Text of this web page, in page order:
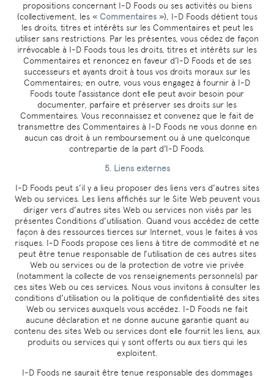
propositions concernant I-D Foods ou ses activités ou biens
(collectivement, les « Commentaires»), I-D Foods détient tous
les droits, titres et intérêts sur les Commentaires et peut les
utiliser sans restrictions. Par les présentes, vous cédez de façon
irrévocable à I-D Foods tous les droits, titres et intérêts sur les
Commentaires et renoncez en faveur d’I-D Foods et de ses
successeurs et ayants droit à tous vos droits moraux sur les
Commentaires; en outre, vous vous engagez à fournir à I-D
Foods toute l’assistance dont elle peut avoir besoin pour
documenter, parfaire et préserver ses droits sur les
Commentaires. Vous reconnaissez et convenez que le fait de
transmettre des Commentaires à I-D Foods ne vous donne en
aucun cas droit à un remboursement ou à une quelconque
contrepartie de la part d’I-D Foods.
5. Liens externes
I-D Foods peut s’il y a lieu proposer des liens vers d’autres sites
Web ou services. Les liens affichés sur le Site Web peuvent vous
diriger vers d’autres sites Web ou services non visés par les
présentes Conditions d’utilisation. Quand vous accédez de cette
façon à des ressources tierces sur Internet, vous le faites à vos
risques. I-D Foods propose ces liens à titre de commodité et ne
peut être tenue responsable de l’utilisation de ces autres sites
Web ou services ou de la protection de votre vie privée
(notamment la collecte de vos renseignements personnels) par
ces sites Web ou ces services. Nous vous invitons à consulter les
conditions d’utilisation ou la politique de confidentialité des sites
Web ou services auxquels vous accédez. I-D Foods ne fait
aucune déclaration et ne donne aucune garantie quant au
contenu des sites Web ou services dont elle fournit les liens, aux
produits ou services qui y sont offerts ou aux tiers qui les
exploitent.
I-D Foods ne saurait être tenue responsable des dommages